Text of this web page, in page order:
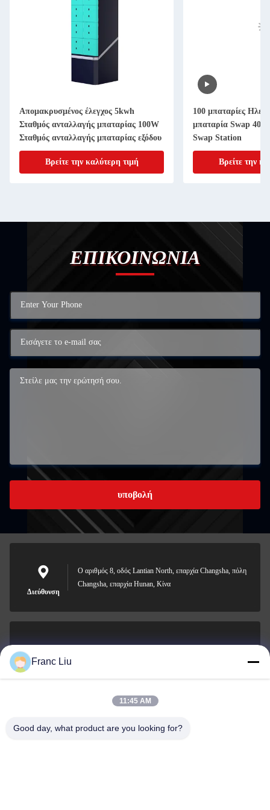
Απομακρυσμένος έλεγχος 5kwh
Σταθμός ανταλλαγής μπαταρίας 100W
Σταθμός ανταλλαγής μπαταρίας εξόδου
Βρείτε την καλύτερη τιμή
100 μπαταρίες
μπαταρία Swap
Swap Station
Βρείτε την
ΕΠΙΚΟΙΝΩΝΙΑ
υποβολή
Διεύθυνση
Ο αριθμός 8, οδός Lantian North, επαρχία Changsha, πόλη
Changsha, επαρχία Hunan, Κίνα
Ηλεκτρονικό
0086-15367845621
Franc Liu
11:45 AM
Good day, what product are you looking for?